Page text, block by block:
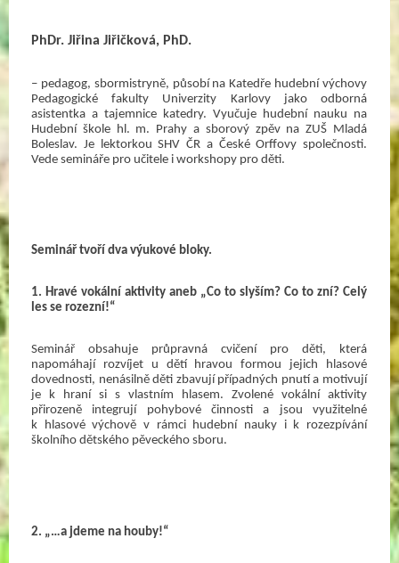
PhDr. Jiřina Jiřičková, PhD.
– pedagog, sbormistryně, působí na Katedře hudební výchovy
Pedagogické fakulty Univerzity Karlovy jako odborná
asistentka a tajemnice katedry. Vyučuje hudební nauku na
Hudební škole hl. m. Prahy a sborový zpěv na ZUŠ Mladá
Boleslav. Je lektorkou SHV ČR a České Orffovy společnosti.
Vede semináře pro učitele i workshopy pro děti.
Seminář tvoří dva výukové bloky.
1. Hravé vokální aktivity aneb „Co to slyším? Co to zní? Celý
les se rozezní!“
Seminář obsahuje průpravná cvičení pro děti, která
napomáhají rozvíjet u dětí hravou formou jejich hlasové
dovednosti, nenásilně děti zbavují případných pnutí a motivují
je k hraní si s vlastním hlasem. Zvolené vokální aktivity
přirozeně integrují pohybové činnosti a jsou využitelné
k hlasové výchově v rámci hudební nauky i k rozezpívání
školního dětského pěveckého sboru.
2. „…a jdeme na houby!“